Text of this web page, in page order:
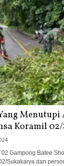
Menutupi
Koramil
Gampong Batee
Sukakarya dan